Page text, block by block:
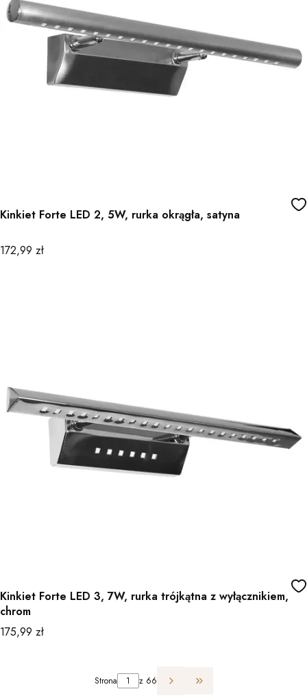
Kinkiet Forte LED 2, 5W, rurka okrągła, satyna
Cena
172,99 zł
Kinkiet Forte LED 3, 7W, rurka trójkątna z wyłącznikiem,
chrom
Cena
175,99 zł
Strona z 66 Przejdź do ostatniej